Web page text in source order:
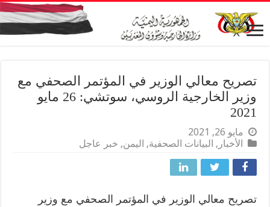
تصريح معالي الوزير في المؤتمر الصحفي مع
وزير الخارجية الروسي، سوتشي: 26 مايو
2021
مايو 26, 2021
الأخبار , البيانات الصحفية, اليمن, خبر عاجل
تصريح معالي الوزير في المؤتمر الصحفي مع وزير